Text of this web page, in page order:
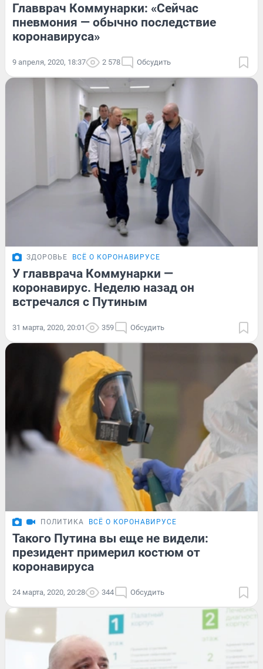
Главврач Коммунарки: «Сейчас
пневмония — обычно последствие
коронавируса»
9 апреля, 2020, 18:37 2 578 Обсудить
ЗДОРОВЬЕ ВСЁ О КОРОНАВИРУСЕ
У главврача Коммунарки —
коронавирус. Неделю назад он
встречался с Путиным
31 марта, 2020, 20:01 359 Обсудить
ПОЛИТИКА ВСЁ О КОРОНАВИРУСЕ
Такого Путина вы еще не видели:
президент примерил костюм от
коронавируса
24 марта, 2020, 20:28 344 Обсудить